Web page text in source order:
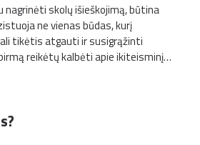
nagrinėti skolų išieškojimą, būtina
ne vienas būdas, kurį
tikėtis atgauti ir susigrąžinti
reikėtų kalbėti apie ikiteisminį…